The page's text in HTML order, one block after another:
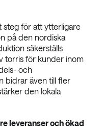
steg för att ytterligare
på den nordiska
säkerställs
torris för kunder inom
och
bidrar även till fler
den lokala
leveranser och ökad